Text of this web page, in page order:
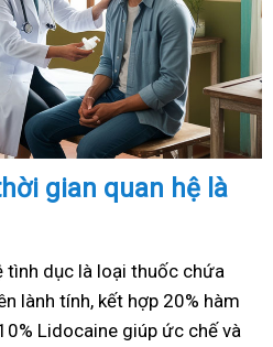
gian quan hệ là
tình dục là loại thuốc chứa
lành tính, kết hợp 20% hàm
Lidocaine giúp ức chế và